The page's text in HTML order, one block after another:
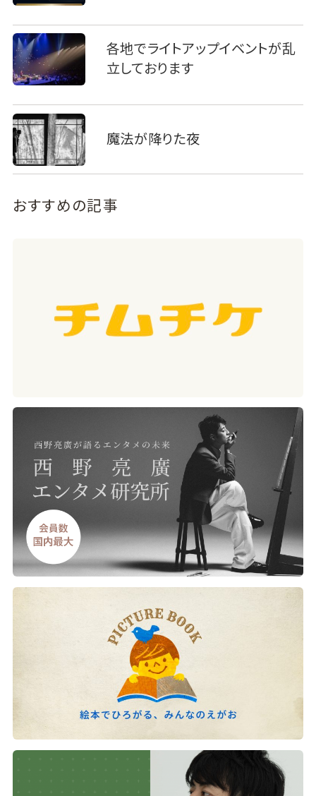
各地でライトアップイベントが乱
立しております
魔法が降りた夜
おすすめの記事